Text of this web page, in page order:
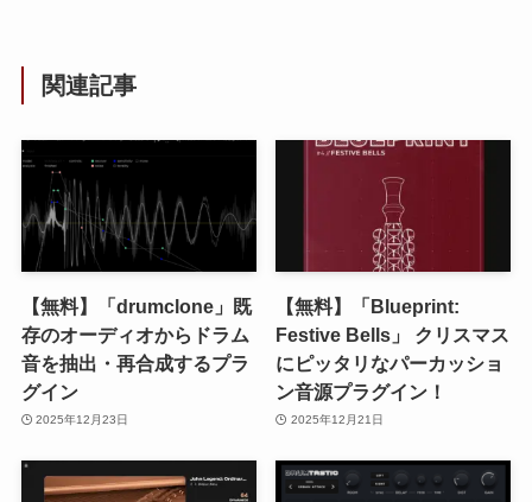
関連記事
【無料】「drumclone」既
存のオーディオからドラム
音を抽出・再合成するプラ
グイン
2025年12月23日
【無料】「Blueprint:
Festive Bells」 クリスマス
にピッタリなパーカッショ
ン音源プラグイン！
2025年12月21日